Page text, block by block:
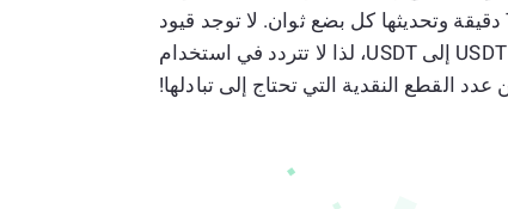
Tether USD (Arbitrum One) دقيقة وتحديثها كل بضع ثوان. لا توجد قيود
على المحول الخاص بنا من USDT إلى USDT، لذا لا تتردد في استخدام